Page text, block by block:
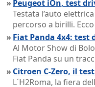
» Peugeot iOn, test
Testata l’auto
percorso a birilli.
» Fiat Panda 4x4: test
Al Motor Show di
Fiat Panda su un
» Citroen C-Zero, il
L´H2Roma, la fiera